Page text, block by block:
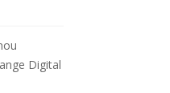
Digital